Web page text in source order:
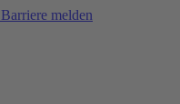
Barriere melden